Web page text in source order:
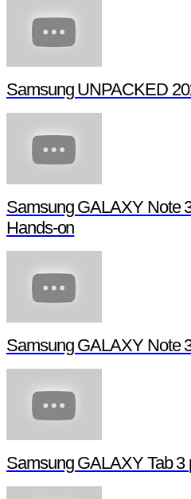
Samsung UNPACKED 2013
Samsung GALAXY Note
Hands-on
Samsung GALAXY Note 3
Samsung GALAXY Tab 3 presents